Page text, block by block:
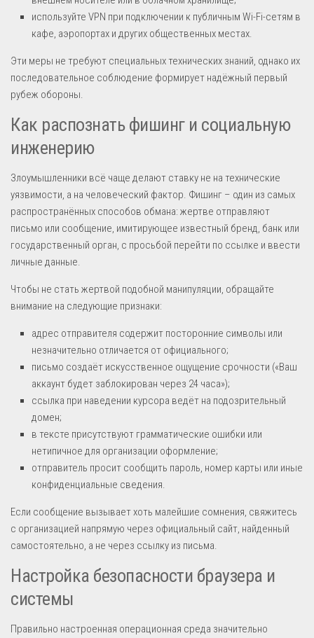
используйте VPN при подключении к публичным Wi-Fi-сетям в
кафе, аэропортах и других общественных местах.
Эти меры не требуют специальных технических знаний, однако их
последовательное соблюдение формирует надёжный первый
рубеж обороны.
Как распознать фишинг и социальную
инженерию
Злоумышленники всё чаще делают ставку не на технические
уязвимости, а на человеческий фактор. Фишинг – один из самых
распространённых способов обмана: жертве отправляют
письмо или сообщение, имитирующее известный бренд, банк или
государственный орган, с просьбой перейти по ссылке и ввести
личные данные.
Чтобы не стать жертвой подобной манипуляции, обращайте
внимание на следующие признаки:
адрес отправителя содержит посторонние символы или
незначительно отличается от официального;
письмо создаёт искусственное ощущение срочности («Ваш
аккаунт будет заблокирован через 24 часа»);
ссылка при наведении курсора ведёт на подозрительный
домен;
в тексте присутствуют грамматические ошибки или
нетипичное для организации оформление;
отправитель просит сообщить пароль, номер карты или иные
конфиденциальные сведения.
Если сообщение вызывает хоть малейшие сомнения, свяжитесь
с организацией напрямую через официальный сайт, найденный
самостоятельно, а не через ссылку из письма.
Настройка безопасности браузера и
системы
Правильно настроенная операционная среда значительно